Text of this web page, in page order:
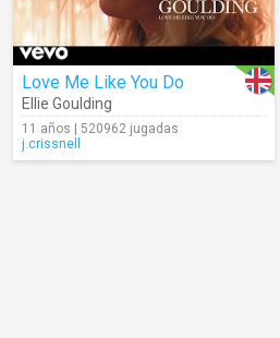
Love Me Like You Do
Ellie Goulding
11 años | 520962 jugadas
j.crissnell